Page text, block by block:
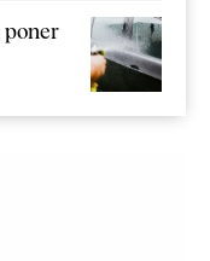
poner